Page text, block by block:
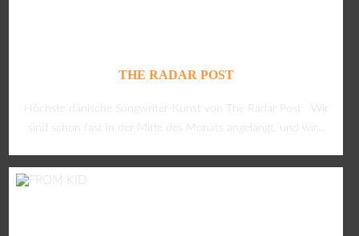
THE RADAR POST
Höchste dänische Songwriter-Kunst von The Radar Post Wir
sind schon fast in der Mitte des Monats angelangt, und wir...